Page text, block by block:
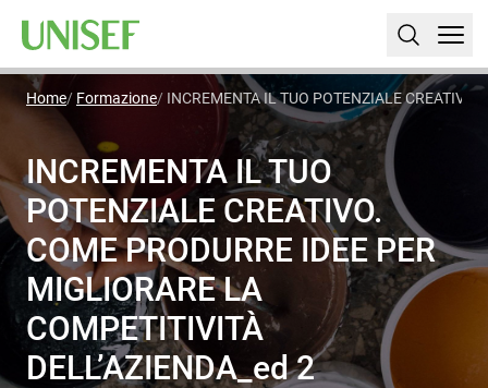
Home Formazione INCREMENTA IL TUO POTENZIALE CREATIVO.
INCREMENTA IL TUO
POTENZIALE CREATIVO.
COME PRODURRE IDEE PER
MIGLIORARE LA
COMPETITIVITÀ
DELL’AZIENDA_ed 2